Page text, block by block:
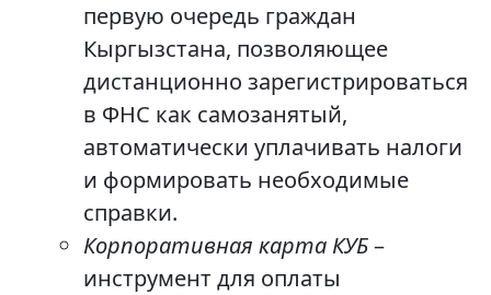
первую очередь граждан
Кыргызстана, позволяющее
дистанционно зарегистрироваться
в ФНС как самозанятый,
автоматически уплачивать налоги
и формировать необходимые
справки.
Корпоративная карта КУБ–
инструмент для оплаты